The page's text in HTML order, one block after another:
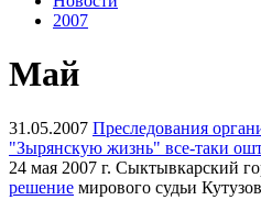
2007
Май
31.05.2007 Преследования
"Зырянскую жизнь" все-таки
24 мая 2007 г. Сыктывкарский
решение мирового судьи